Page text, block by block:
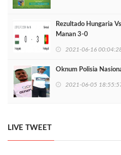
Rezultado Hungaria
Manan 3-0
2021-06-16
Oknum Polisia
2021-06-05
LIVE TWEET